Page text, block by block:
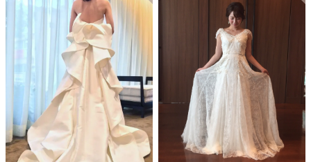
ウェディングマガジン
結婚式場を探す
ドレスブランド